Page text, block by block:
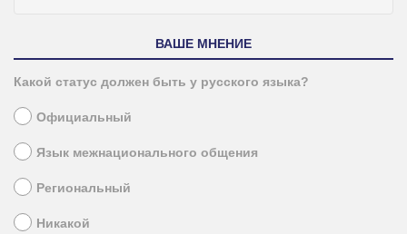
ВАШЕ МНЕНИЕ
Какой статус должен быть у русского языка?
Официальный
Язык межнационального общения
Региональный
Никакой